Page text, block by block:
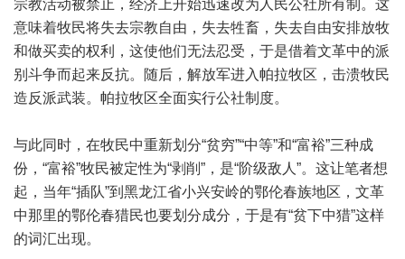
宗教活动被禁止，经济上开始迅速改为人民公社所有制。这
意味着牧民将失去宗教自由，失去牲畜，失去自由安排放牧
和做买卖的权利，这使他们无法忍受，于是借着文革中的派
别斗争而起来反抗。随后，解放军进入帕拉牧区，击溃牧民
造反派武装。帕拉牧区全面实行公社制度。
与此同时，在牧民中重新划分“贫穷”“中等”和“富裕”三种成
份，“富裕”牧民被定性为“剥削”，是“阶级敌人”。这让笔者想
起，当年“插队”到黑龙江省小兴安岭的鄂伦春族地区，文革
中那里的鄂伦春猎民也要划分成分，于是有“贫下中猎”这样
的词汇出现。